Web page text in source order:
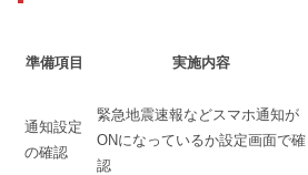
準備項目 実施内容
通知設定
の確認
緊急地震速報などスマホ通知が
ONになっているか設定画面で確
認